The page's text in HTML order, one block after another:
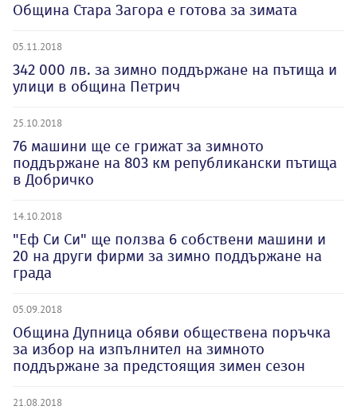
Община Стара Загора е готова за зимата
05.11.2018
342 000 лв. за зимно поддържане на пътища и
улици в община Петрич
25.10.2018
76 машини ще се грижат за зимното
поддържане на 803 км републикански пътища
в Добричко
14.10.2018
"Еф Си Си" ще ползва 6 собствени машини и
20 на други фирми за зимно поддържане на
града
05.09.2018
Община Дупница обяви обществена поръчка
за избор на изпълнител на зимното
поддържане за предстоящия зимен сезон
21.08.2018